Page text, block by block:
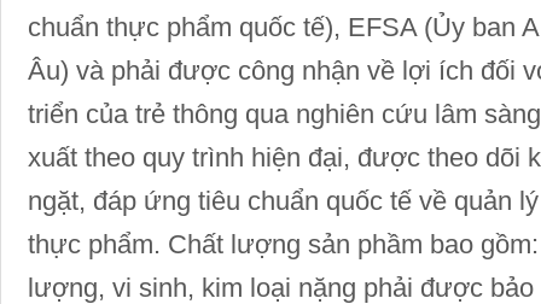
chuẩn thực phẩm quốc tế), EFSA (Ủy ban
Âu) và phải được công nhận về lợi ích đối
triển của trẻ thông qua nghiên cứu lâm
xuất theo quy trình hiện đại, được theo dõi
ngặt, đáp ứng tiêu chuẩn quốc tế về quản
thực phẩm. Chất lượng sản phầm bao
lượng, vi sinh, kim loại nặng phải được